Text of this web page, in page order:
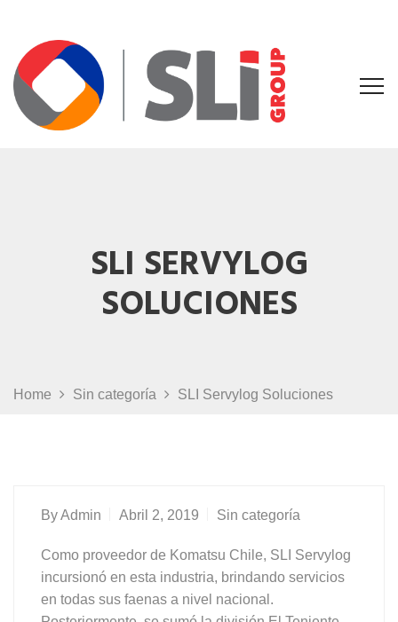
SLI SERVYLOG
SOLUCIONES
Home Sin categoría SLI Servylog Soluciones
ByAdmin Abril 2, 2019 Sin categoría
Como proveedor de Komatsu Chile, SLI Servylog
incursionó en esta industria, brindando servicios
en todas sus faenas a nivel nacional.